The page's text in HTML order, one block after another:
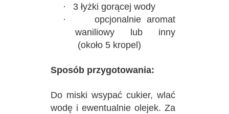
·
3 łyżki gorącej wody
·
opcjonalnie aromat
waniliowy lub inny
(około 5 kropel)
Sposób przygotowania:
Do miski wsypać cukier, wlać
wodę i ewentualnie olejek. Za